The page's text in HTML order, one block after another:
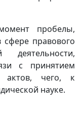
пробелы,
правового
деятельности,
с принятием
актов, чего, к
науке.